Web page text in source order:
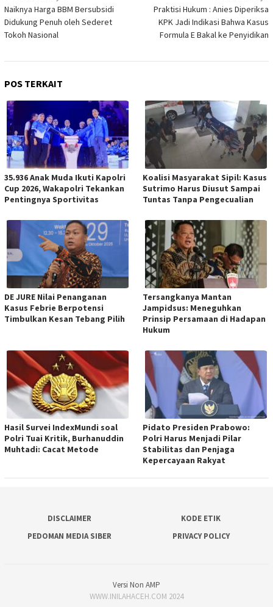
pos
Naiknya Harga BBM Bersubsidi
Didukung Penuh oleh Sederet
Tokoh Nasional
Praktisi Hukum : Anies Diperiksa
KPK Jadi Indikasi Bahwa Kasus
Formula E Bakal ke Penyidikan
POS TERKAIT
35.936 Anak Muda Ikuti Kapolri
Cup 2026, Wakapolri Tekankan
Pentingnya Sportivitas
Koalisi Masyarakat Sipil: Kasus
Sutrimo Harus Diusut Sampai
Tuntas Tanpa Pengecualian
DE JURE Nilai Penanganan
Kasus Febrie Berpotensi
Timbulkan Kesan Tebang Pilih
Tersangkanya Mantan
Jampidsus: Meneguhkan
Prinsip Persamaan di Hadapan
Hukum
Hasil Survei IndexMundi soal
Polri Tuai Kritik, Burhanuddin
Muhtadi: Cacat Metode
Pidato Presiden Prabowo:
Polri Harus Menjadi Pilar
Stabilitas dan Penjaga
Kepercayaan Rakyat
DISCLAIMER
KODE ETIK
PEDOMAN MEDIA SIBER
PRIVACY POLICY
Versi Non AMP
WWW.INILAHACEH.COM 2024